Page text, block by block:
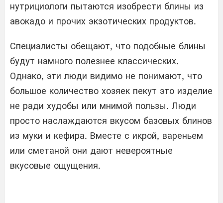
нутрициологи пытаются изобрести блины из
авокадо и прочих экзотических продуктов.
Специалисты обещают, что подобные блины
будут намного полезнее классических.
Однако, эти люди видимо не понимают, что
большое количество хозяек пекут это изделие
не ради худобы или мнимой пользы. Люди
просто наслаждаются вкусом базовых блинов
из муки и кефира. Вместе с икрой, вареньем
или сметаной они дают невероятные
вкусовые ощущения.